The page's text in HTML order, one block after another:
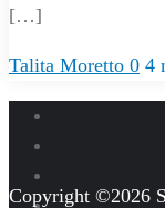
[…]
Talita Moretto 0 4
Copyright ©2026